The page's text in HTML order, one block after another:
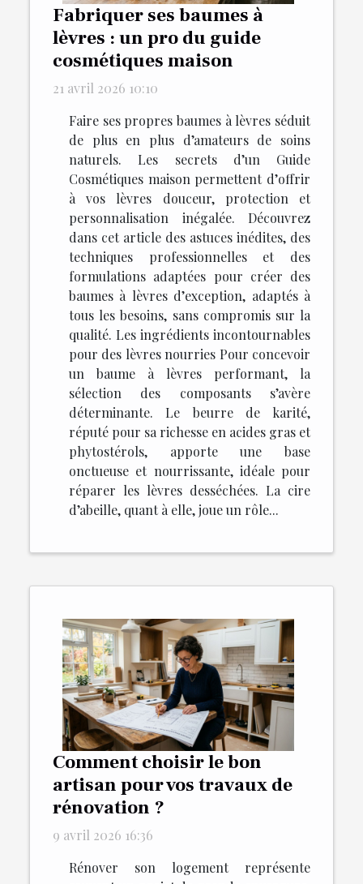
Fabriquer ses baumes à
lèvres : un pro du guide
cosmétiques maison
21 avril 2026 10:10
Faire ses propres baumes à lèvres séduit
de plus en plus d’amateurs de soins
naturels. Les secrets d’un Guide
Cosmétiques maison permettent d’offrir
à vos lèvres douceur, protection et
personnalisation inégalée. Découvrez
dans cet article des astuces inédites, des
techniques professionnelles et des
formulations adaptées pour créer des
baumes à lèvres d’exception, adaptés à
tous les besoins, sans compromis sur la
qualité. Les ingrédients incontournables
pour des lèvres nourries Pour concevoir
un baume à lèvres performant, la
sélection des composants s’avère
déterminante. Le beurre de karité,
réputé pour sa richesse en acides gras et
phytostérols, apporte une base
onctueuse et nourrissante, idéale pour
réparer les lèvres desséchées. La cire
d’abeille, quant à elle, joue un rôle...
Comment choisir le bon
artisan pour vos travaux de
rénovation ?
9 avril 2026 16:36
Rénover son logement représente